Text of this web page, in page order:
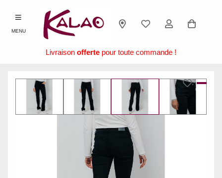
MENU
Livraison offerte pour toute commande !